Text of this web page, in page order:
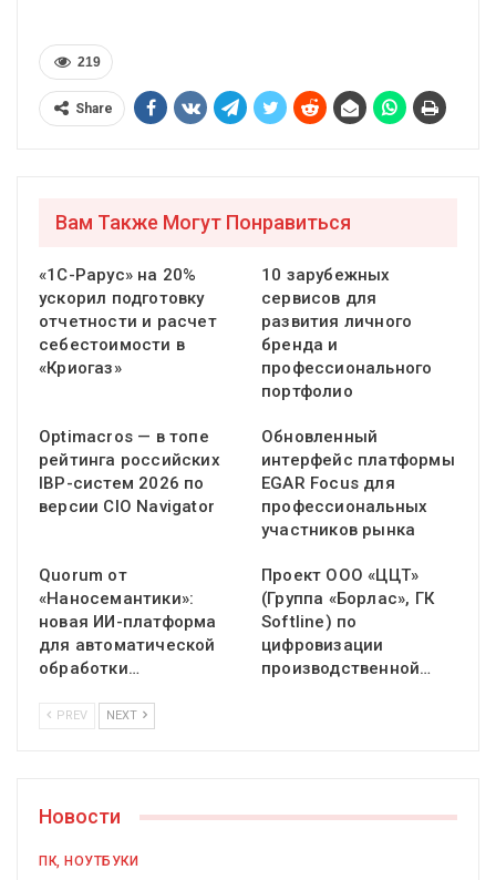
219
Share
Вам Также Могут Понравиться
«1С-Рарус» на 20%
ускорил подготовку
отчетности и расчет
себестоимости в
«Криогаз»
10 зарубежных
сервисов для
развития личного
бренда и
профессионального
портфолио
Optimacros — в топе
рейтинга российских
IBP-систем 2026 по
версии CIO Navigator
Обновленный
интерфейс платформы
EGAR Focus для
профессиональных
участников рынка
Quorum от
«Наносемантики»:
новая ИИ-платформа
для автоматической
обработки…
Проект ООО «ЦЦТ»
(Группа «Борлас», ГК
Softline) по
цифровизации
производственной…
PREV NEXT
Новости
ПК, НОУТБУКИ